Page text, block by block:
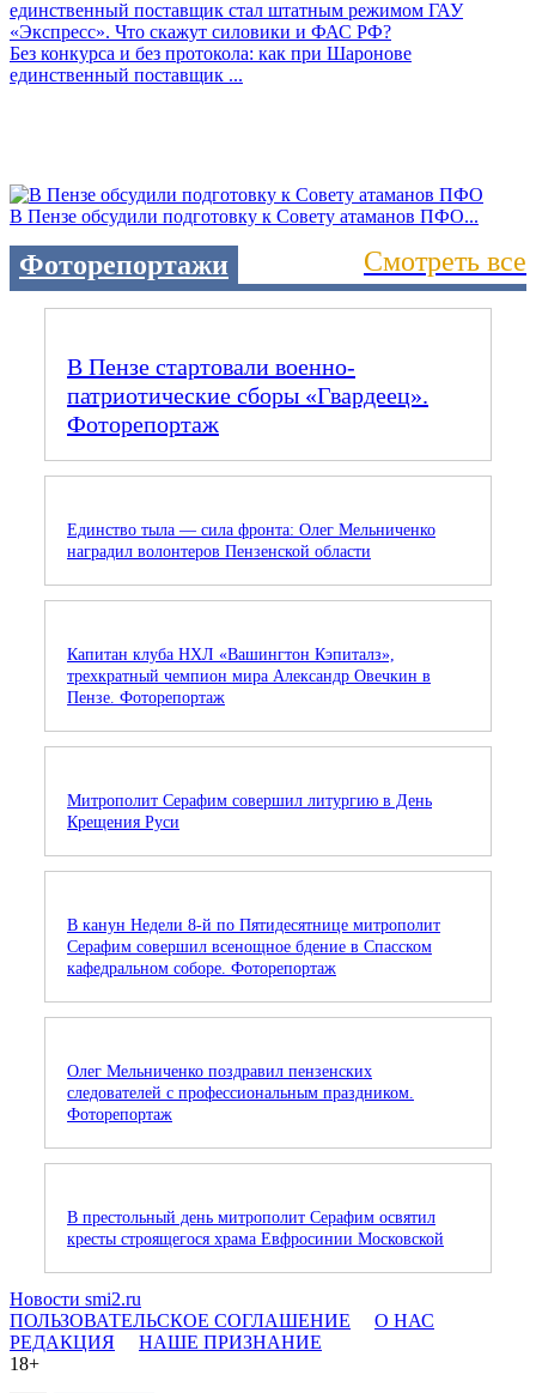
Без конкурса и без протокола: как при Шаронове
единственный поставщик ...
В Пензе обсудили подготовку к Совету атаманов ПФО...
Фоторепортажи Смотреть все
В Пензе стартовали военно-
патриотические сборы «Гвардеец».
Фоторепортаж
Единство тыла — сила фронта: Олег Мельниченко
наградил волонтеров Пензенской области
Капитан клуба НХЛ «Вашингтон Кэпиталз»,
трехкратный чемпион мира Александр Овечкин в
Пензе. Фоторепортаж
Митрополит Серафим совершил литургию в День
Крещения Руси
В канун Недели 8-й по Пятидесятнице митрополит
Серафим совершил всенощное бдение в Спасском
кафедральном соборе. Фоторепортаж
Олег Мельниченко поздравил пензенских
следователей с профессиональным праздником.
Фоторепортаж
В престольный день митрополит Серафим освятил
кресты строящегося храма Евфросинии Московской
Новости smi2.ru
ПОЛЬЗОВАТЕЛЬСКОЕ СОГЛАШЕНИЕ
О НАС
РЕДАКЦИЯ
НАШЕ ПРИЗНАНИЕ
18+